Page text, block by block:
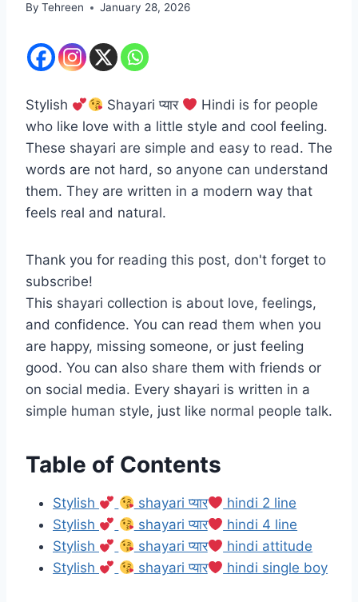
By Tehreen January 28, 2026
Stylish Shayari प्यार
Hindi is for people
who like love with a little style and cool feeling.
These shayari are simple and easy to read. The
words are not hard, so anyone can understand
them. They are written in a modern way that
feels real and natural.
Thank you for reading this post, don't forget to
subscribe!
This shayari collection is about love, feelings,
and confidence. You can read them when you
are happy, missing someone, or just feeling
good. You can also share them with friends or
on social media. Every shayari is written in a
simple human style, just like normal people talk.
Table of Contents
Stylish shayari प्यार
hindi 2 line
Stylish
shayari प्यार
hindi 4 line
Stylish
shayari प्यार
hindi attitude
Stylish
shayari प्यार hindi single boy